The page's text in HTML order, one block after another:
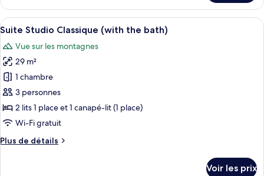
le
type
de
Appartement
Supérieur
Afficher
toutes
les
photos
pour
ce
type
de
chambre :
Suite
Une chambre d’hôtel avec un lit, un
3
Suite Studio Classique (with the bath)
Vue sur les montagnes
29 m²
1 chambre
3 personnes
2 lits 1 place et 1 canapé-lit (1 place)
Wi-Fi gratuit
Plus de détails
Plus
Voir les prix